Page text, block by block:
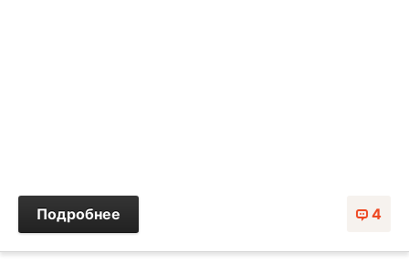
4
Подробнее